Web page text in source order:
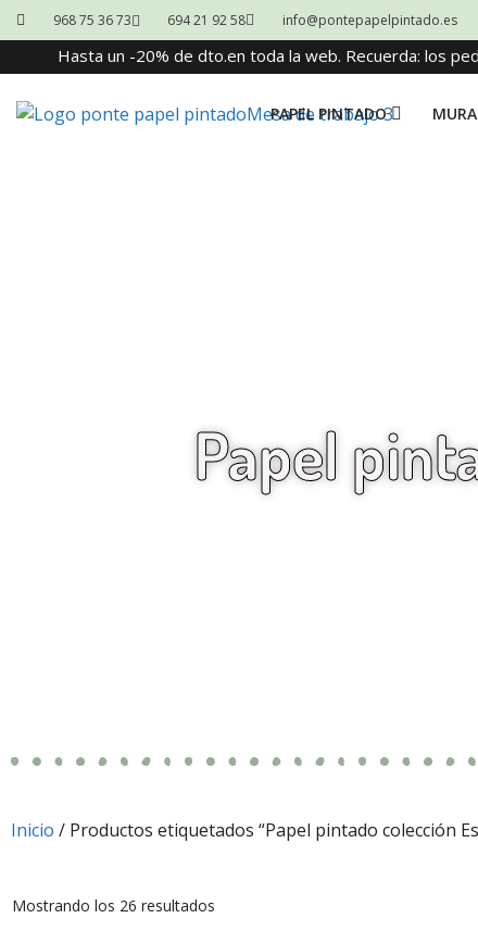
968 75 36 73 694 21 92 58 info@pontepapelpintado.es
Hasta un -20% de dto.en toda la web. Recuerda: los
PAPEL PINTADO
Papel
Inicio / Productos etiquetados “Papel pintado colección
Mostrando los 26 resultados